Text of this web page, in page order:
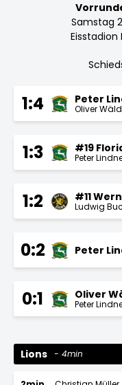
Samstag
Eisstadion
1:4 Peter
Oliver
1:3 #19
Peter
1:2 #11
Ludwig
0:2 Peter
0:1 Oliver
Peter
Lions 4min